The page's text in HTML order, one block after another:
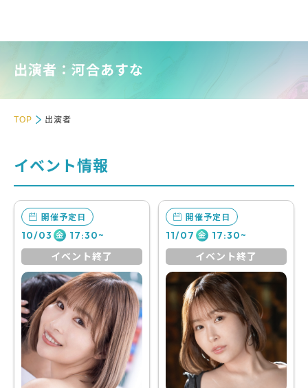
出演者：河合あすな
TOP 出演者
イベント情報
開催予定日
10/03 金 17:30~
イベント終了
開催予定日
11/07 金 17:30~
イベント終了